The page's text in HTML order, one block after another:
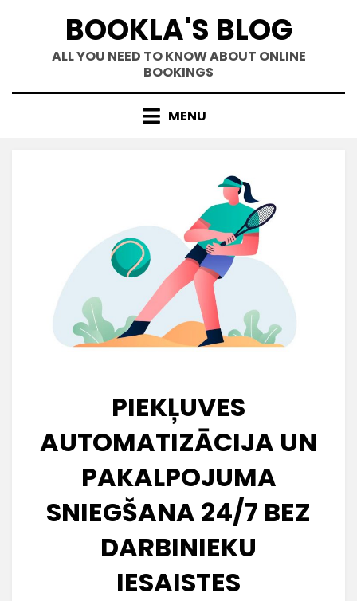
BOOKLA'S BLOG
ALL YOU NEED TO KNOW ABOUT ONLINE
BOOKINGS
MENU
PIEKĻUVES
AUTOMATIZĀCIJA UN
PAKALPOJUMA
SNIEGŠANA 24/7 BEZ
DARBINIEKU
IESAISTES